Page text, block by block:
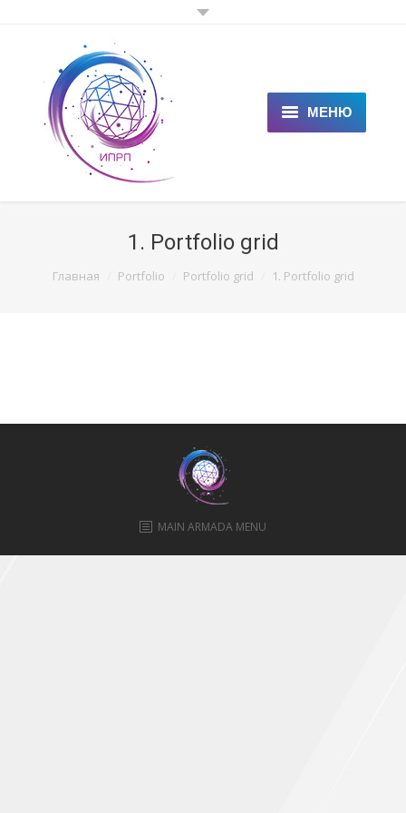
МЕНЮ
ГЛАВНАЯ
СПЕЦИАЛИСТАМ
ПРАВИЛА
КОНСУЛЬТИРОВАНИЯ
КОНТАКТЫ
1. Portfolio grid
You are here:
Главная Portfolio Portfolio grid 1. Portfolio grid
MAIN ARMADA MENU